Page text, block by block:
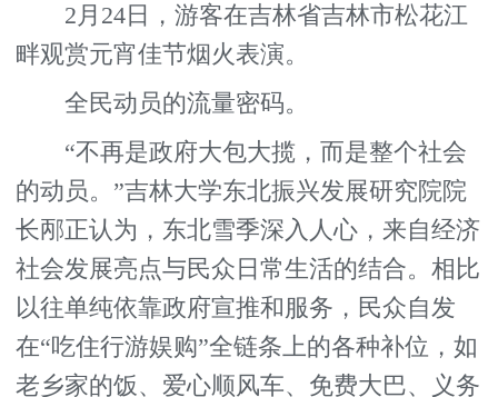
2月24日，游客在吉林省吉林市松花江
畔观赏元宵佳节烟火表演。
全民动员的流量密码。
“不再是政府大包大揽，而是整个社会
的动员。”吉林大学东北振兴发展研究院院
长邴正认为，东北雪季深入人心，来自经济
社会发展亮点与民众日常生活的结合。相比
以往单纯依靠政府宣推和服务，民众自发
在“吃住行游娱购”全链条上的各种补位，如
老乡家的饭、爱心顺风车、免费大巴、义务